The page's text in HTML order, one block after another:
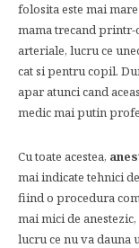
folosita este mai
mama trecand printr-
arteriale, lucru ce
cat si pentru copil.
apar atunci cand
medic mai putin
Cu toate acestea,
mai indicate tehnici
fiind o procedura
mai mici de
lucru ce nu va dauna